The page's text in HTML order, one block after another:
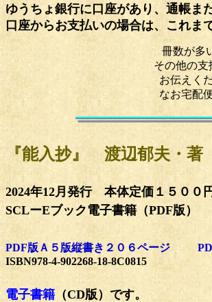
ゆうちょ銀行に口座があり、通帳ま
口座からお支払いの場合は、これま
冊数が多い場合は前払いを
その他の支払い方法（銀行振
お伝えください。（その場
なお宅配便での代金引換は
『能入抄』 渡辺郁夫・
2024年12月発行 本体定価１５００
SCLーEブック電子書籍（PDF版）
PDF版Ａ５版縦書き２０６ページ
ISBN978-4-902268-18-8C0815
電子書籍 （CD版）です。